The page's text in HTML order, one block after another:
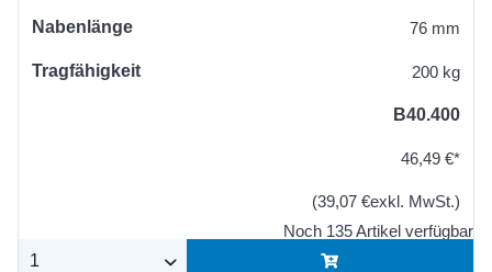
Nabenlänge 76 mm
Tragfähigkeit 200 kg
B40.400
46,49 €*
(39,07 €exkl. MwSt.)
Noch 135 Artikel verfügbar